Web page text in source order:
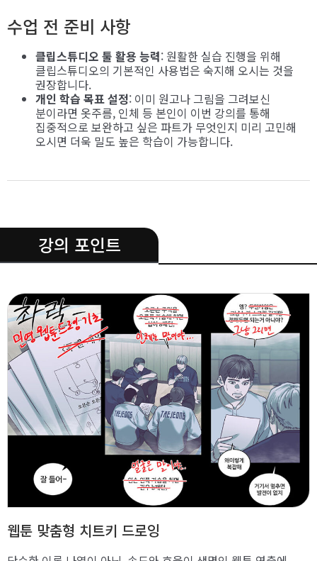
수업 전 준비 사항
클립스튜디오 툴 활용 능력: 원활한 실습 진행을 위해
클립스튜디오의 기본적인 사용법은 숙지해 오시는 것을
권장합니다.
개인 학습 목표 설정: 이미 원고나 그림을 그려보신
분이라면 옷주름, 인체 등 본인이 이번 강의를 통해
집중적으로 보완하고 싶은 파트가 무엇인지 미리 고민해
오시면 더욱 밀도 높은 학습이 가능합니다.
강의 포인트
웹툰 맞춤형 치트키 드로잉